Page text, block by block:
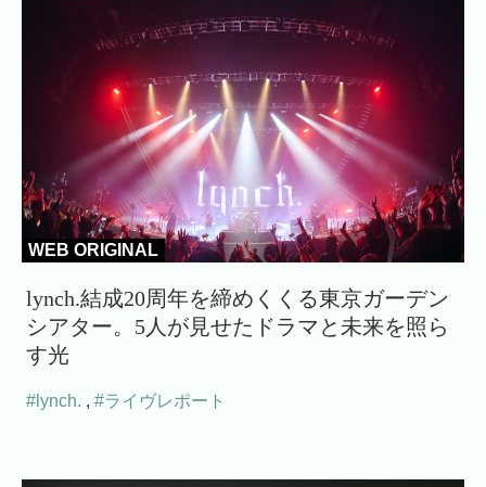
WEB ORIGINAL
lynch.結成20周年を締めくくる東京ガーデン
シアター。5人が見せたドラマと未来を照ら
す光
#lynch. , #ライヴレポート